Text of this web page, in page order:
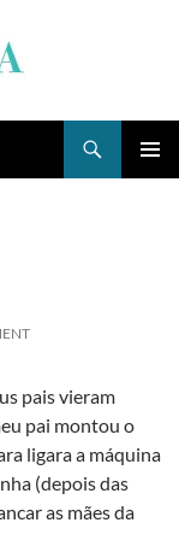
pais vieram
pai montou o
ligara a máquina
(depois das
as mães da